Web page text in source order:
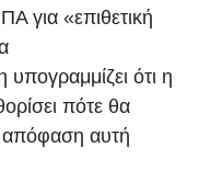
για «επιθετική
ότι η
πότε θα
απόφαση αυτή